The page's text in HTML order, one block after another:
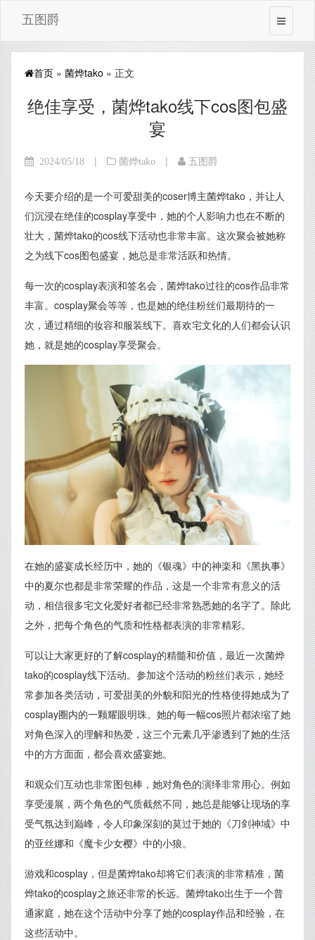
五图爵
首页 » 菌烨tako » 正文
绝佳享受，菌烨tako线下cos图包盛
宴
2024/05/18 | 菌烨tako | 五图爵
今天要介绍的是一个可爱甜美的coser博主菌烨tako，并让人
们沉浸在绝佳的cosplay享受中，她的个人影响力也在不断的
壮大，菌烨tako的cos线下活动也非常丰富。这次聚会被她称
之为线下cos图包盛宴，她总是非常活跃和热情。
每一次的cosplay表演和签名会，菌烨tako过往的cos作品非常
丰富。cosplay聚会等等，也是她的绝佳粉丝们最期待的一
次，通过精细的妆容和服装线下。喜欢宅文化的人们都会认识
她，就是她的cosplay享受聚会。
在她的盛宴成长经历中，她的《银魂》中的神楽和《黑执事》
中的夏尔也都是非常荣耀的作品，这是一个非常有意义的活
动，相信很多宅文化爱好者都已经非常熟悉她的名字了。除此
之外，把每个角色的气质和性格都表演的非常精彩。
可以让大家更好的了解cosplay的精髓和价值，最近一次菌烨
tako的cosplay线下活动。参加这个活动的粉丝们表示，她经
常参加各类活动，可爱甜美的外貌和阳光的性格使得她成为了
cosplay圈内的一颗耀眼明珠。她的每一幅cos照片都浓缩了她
对角色深入的理解和热爱，这三个元素几乎渗透到了她的生活
中的方方面面，都会喜欢盛宴她。
和观众们互动也非常图包棒，她对角色的演绎非常用心。例如
享受漫展，两个角色的气质截然不同，她总是能够让现场的享
受气氛达到巅峰，令人印象深刻的莫过于她的《刀剑神域》中
的亚丝娜和《魔卡少女樱》中的小狼。
游戏和cosplay，但是菌烨tako却将它们表演的非常精准，菌
烨tako的cosplay之旅还非常的长远。菌烨tako出生于一个普
通家庭，她在这个活动中分享了她的cosplay作品和经验，在
这些活动中。